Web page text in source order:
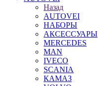
Назад
AUTOVEI
НАБОРЫ
АКСЕССУАРЫ
MERCEDES
MAN
IVECO
SCANIA
КАМАЗ